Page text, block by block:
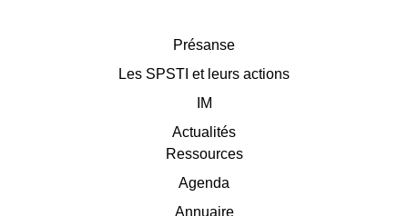
Présanse
Les SPSTI et leurs actions
IM
Actualités
Ressources
Agenda
Annuaire